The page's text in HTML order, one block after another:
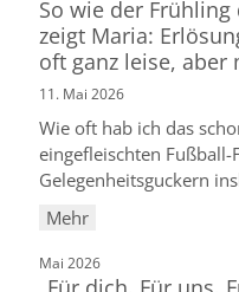
So wie der
zeigt Maria:
oft ganz leise, aber
11. Mai 2026
Wie oft hab ich das
eingefleischten Fußball-
Gelegenheitsguckern
Mehr
Mai 2026: